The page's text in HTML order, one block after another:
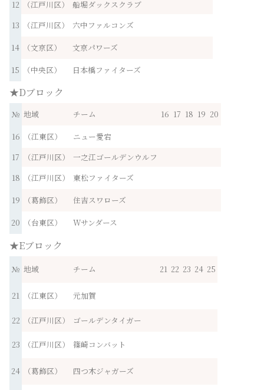
12 （江戸川区）
船堀ダックスクラブ
13
（江戸川区）
六中ファルコンズ
14
（文京区）
文京パワーズ
15
（中央区） 日本橋ファイターズ
★Dブロック
№ 地域 チーム 16 17 18 19 20
16
（江東区）
ニュー愛宕
17
（江戸川区）
一之江ゴールデンウルフ
18
（江戸川区）
東松ファイターズ
19
（葛飾区）
住吉スワローズ
20
（台東区） Wサンダース
★Eブロック
№ 地域 チーム 21 22 23 24 25
21 （江東区） 元加賀
22 （江戸川区） ゴールデンタイガー
23 （江戸川区） 篠崎コンバット
24 （葛飾区） 四つ木ジャガーズ